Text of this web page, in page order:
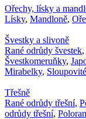
Ořechy, lísky a
Lísky, Mandloně,
Švestky a slivoně
Rané odrůdy švestek,
Švestkomeruňky,
Mirabelky,
Třešně
Rané odrůdy třešní,
odrůdy třešní,